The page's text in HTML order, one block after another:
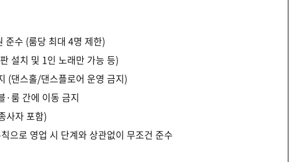
수 (룸당 최대 4명 제한)
설치 및 1인 노래만 가능 등)
(댄스홀/댄스플로어 운영 금지)
룸 간에 이동 금지
사자 포함)
으로 영업 시 단계와 상관없이 무조건 준수